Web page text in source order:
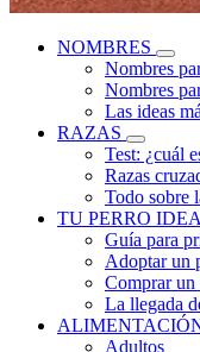
NOMBRES
Nombres
Nombres
Las ideas
RAZAS
Test: ¿cuál
Razas
Todo sobre
TU PERRO
Guía para
Adoptar un
Comprar un
La llegada
Adultos